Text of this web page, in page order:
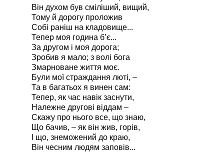
Він духом був сміліший, вищий,
Тому й дорогу проложив
Собі раніш на кладовище...
Тепер моя година б’є...
За другом і моя дорога;
Зробив я мало; з волі бога
Змарноване життя моє.
Були мої страждання люті, –
Та в багатьох я винен сам:
Тепер, як час навік заснути,
Належне другові віддам –
Скажу про нього все, що знаю,
Що бачив, – як він жив, горів,
І що, знеможений до краю,
Він чесним людям заповів...